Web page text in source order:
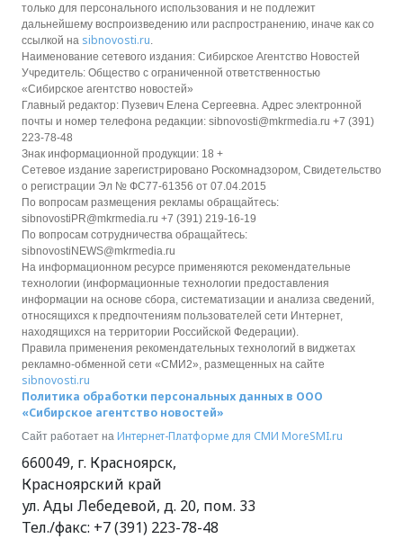
только для персонального использования и не подлежит
дальнейшему воспроизведению или распространению, иначе как со
ссылкой на sibnovosti.ru.
Наименование сетевого издания: Сибирское Агентство Новостей
Учредитель: Общество с ограниченной ответственностью
«Сибирское агентство новостей»
Главный редактор: Пузевич Елена Сергеевна. Адрес электронной
почты и номер телефона редакции: sibnovosti@mkrmedia.ru +7 (391)
223-78-48
Знак информационной продукции: 18 +
Сетевое издание зарегистрировано Роскомнадзором, Свидетельство
о регистрации Эл № ФС77-61356 от 07.04.2015
По вопросам размещения рекламы обращайтесь:
sibnovostiPR@mkrmedia.ru +7 (391) 219-16-19
По вопросам сотрудничества обращайтесь:
sibnovostiNEWS@mkrmedia.ru
На информационном ресурсе применяются рекомендательные
технологии (информационные технологии предоставления
информации на основе сбора, систематизации и анализа сведений,
относящихся к предпочтениям пользователей сети Интернет,
находящихся на территории Российской Федерации).
Правила применения рекомендательных технологий в виджетах
рекламно-обменной сети «СМИ2», размещенных на сайте
sibnovosti.ru
Политика обработки персональных данных в ООО
«Сибирское агентство новостей»
Сайт работает на Интернет-Платформе для СМИ MoreSMI.ru
660049, г. Красноярск,
Красноярский край
ул. Ады Лебедевой, д. 20, пом. 33
Тел./факс: +7 (391) 223-78-48